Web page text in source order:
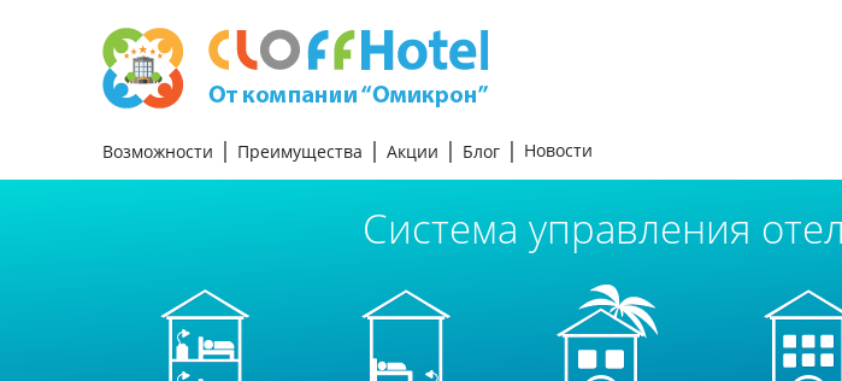
Возможности Преимущества Акции Блог Новости
Система управления